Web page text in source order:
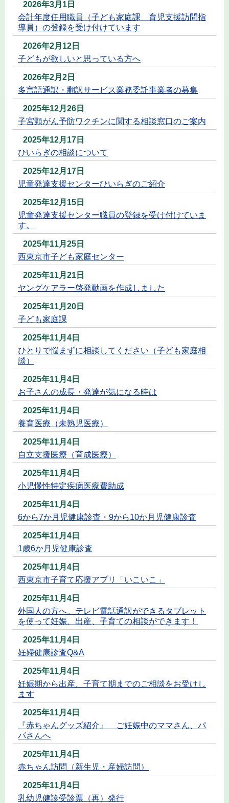
2026年3月1日
会計年度任用職員（子ども家庭課 育児支援訪問指
導員）の登録を受け付けています
2026年2月12日
子どもが欲しいと思っている方へ
2026年2月2日
多言語通訳・翻訳サービス業務委託事業者の募集
2025年12月26日
子宮頸がん予防ワクチンに関する相談窓口のご案内
2025年12月17日
ひいらぎの相談について
2025年12月17日
児童発達支援センターひいらぎのご紹介
2025年12月15日
児童発達支援センター職員の登録を受け付けていま
す。
2025年11月25日
西東京市子ども家庭センター
2025年11月21日
ヤングケアラー啓発動画を作成しました
2025年11月20日
子ども家庭課
2025年11月4日
ひとりで悩まずに相談してください（子ども家庭相
談）
2025年11月4日
お子さんの成長・発達が気になる時は
2025年11月4日
養育医療（未熟児医療）
2025年11月4日
自立支援医療（育成医療）
2025年11月4日
小児慢性特定疾病医療費助成
2025年11月4日
6から7か月児健康診査・9から10か月児健康診査
2025年11月4日
1歳6か月児健康診査
2025年11月4日
西東京市子育て応援アプリ「いこいこ」
2025年11月4日
外国人の方へ。テレビ電話通訳ができるタブレット
を使って妊娠、出産、子育ての相談ができます！
2025年11月4日
妊婦健康診査Q&A
2025年11月4日
妊娠期から出産、子育て期までのご相談をお受けし
ます
2025年11月4日
『赤ちゃんグッズ紹介』 ご妊娠中のママさん、パ
パさんへ
2025年11月4日
赤ちゃん訪問（新生児・産婦訪問）
2025年11月4日
乳幼児健診受診票（再）発行